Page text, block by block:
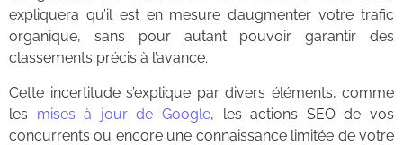
expliquera qu’il est en mesure d’augmenter votre trafic
organique, sans pour autant pouvoir garantir des
classements précis à l’avance.
Cette incertitude s’explique par divers éléments, comme
les mises à jour de Google, les actions SEO de vos
concurrents ou encore une connaissance limitée de votre